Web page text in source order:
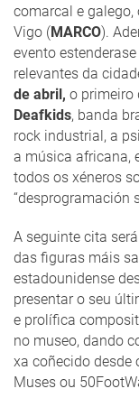
comarcal e galego,
Vigo (MARCO).
evento
relevantes da
de abril, o primeiro
Deafkids, banda
rock industrial, a
a música africana,
todos os xéneros
“desprogramación
A seguinte cita
das figuras máis
estadounidense
presentar o seu
e prolífica
no museo, dando
xa coñecido desde
Muses ou